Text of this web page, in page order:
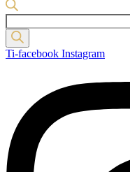
Products
search
Ti-facebook Instagram